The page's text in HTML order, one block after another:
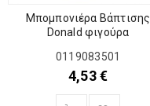
Μπομπονιέρα Βάπτισης
Donald φιγούρα
0119083501
4,53€